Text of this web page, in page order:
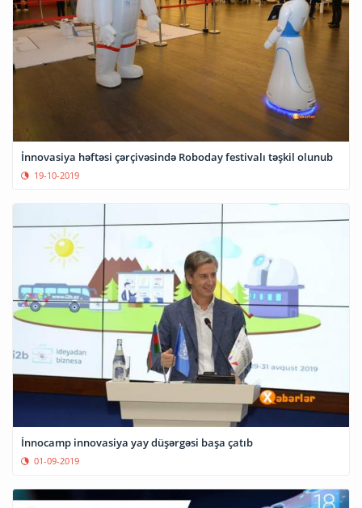
İnnovasiya həftəsi çərçivəsində Roboday festivalı təşkil olunub
19-10-2019
İnnocamp innovasiya yay düşərgəsi başa çatıb
01-09-2019